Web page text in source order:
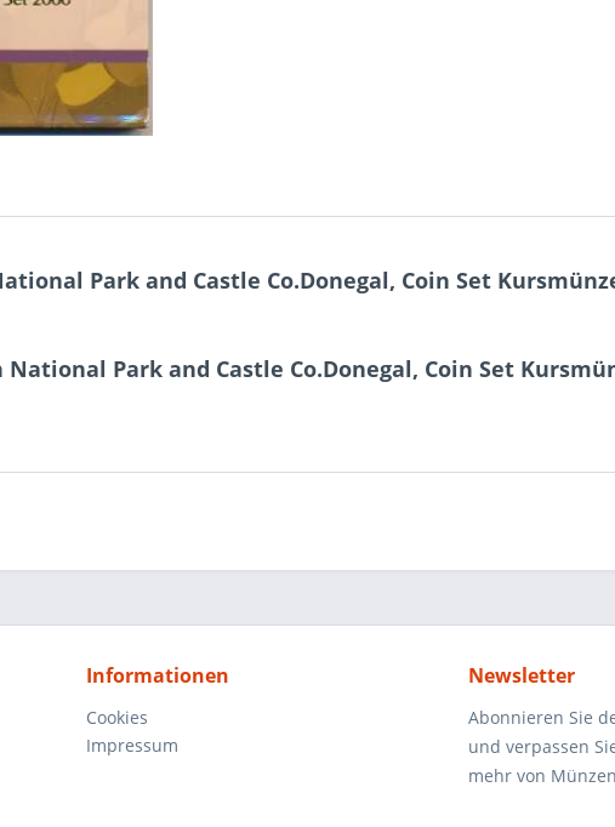
Park and Castle Co.Donegal, Coin Set
Park and Castle Co.Donegal, Coin Set
Informationen
Cookies
Impressum
Newsletter
Abonnieren Sie
und verpassen
mehr von